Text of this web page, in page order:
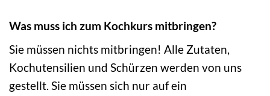
Was muss ich zum Kochkurs mitbringen?
Sie müssen nichts mitbringen! Alle Zutaten,
Kochutensilien und Schürzen werden von uns
gestellt. Sie müssen sich nur auf ein